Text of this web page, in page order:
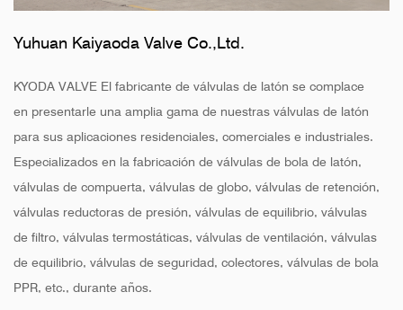
Yuhuan Kaiyaoda Valve Co.,Ltd.
KYODA VALVE El fabricante de válvulas de latón se complace
en presentarle una amplia gama de nuestras válvulas de latón
para sus aplicaciones residenciales, comerciales e industriales.
Especializados en la fabricación de válvulas de bola de latón,
válvulas de compuerta, válvulas de globo, válvulas de retención,
válvulas reductoras de presión, válvulas de equilibrio, válvulas
de filtro, válvulas termostáticas, válvulas de ventilación, válvulas
de equilibrio, válvulas de seguridad, colectores, válvulas de bola
PPR, etc., durante años.